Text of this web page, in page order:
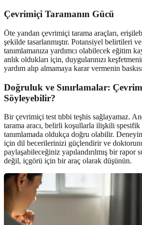
Çevrimiçi Taramanın Gücü
Öte yandan çevrimiçi tarama araçları,
şekilde tasarlanmıştır. Potansiyel belirtileri
tanımlamanıza yardımcı olabilecek eğitim
anlık oldukları için, duygularınızı
yardım alıp almamaya karar vermenin
Doğruluk ve Sınırlamalar:
Söyleyebilir?
Bir çevrimiçi test tıbbi teşhis sağlayamaz.
tarama aracı, belirli koşullarla ilişkili spesifik
tanımlamada oldukça doğru olabilir.
için dil becerilerinizi güçlendirir ve
paylaşabileceğiniz yapılandırılmış bir rapor
değil, içgörü için bir araç olarak düşünün.